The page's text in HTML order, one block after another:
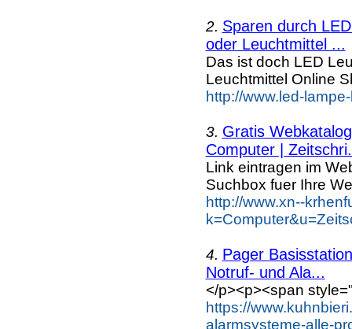
2. Sparen durch
oder Leuchtmittel ...
Das ist doch LED
Leuchtmittel Online
http://www.led-
3. Gratis
Computer |
Link eintragen im
Suchbox fuer Ihre
http://www.xn--
4. Pager
Notruf- und Ala...
</p><p><span
https://
alarmsysteme-alle-